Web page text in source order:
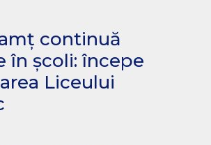
continuă
în școli: începe
Liceului